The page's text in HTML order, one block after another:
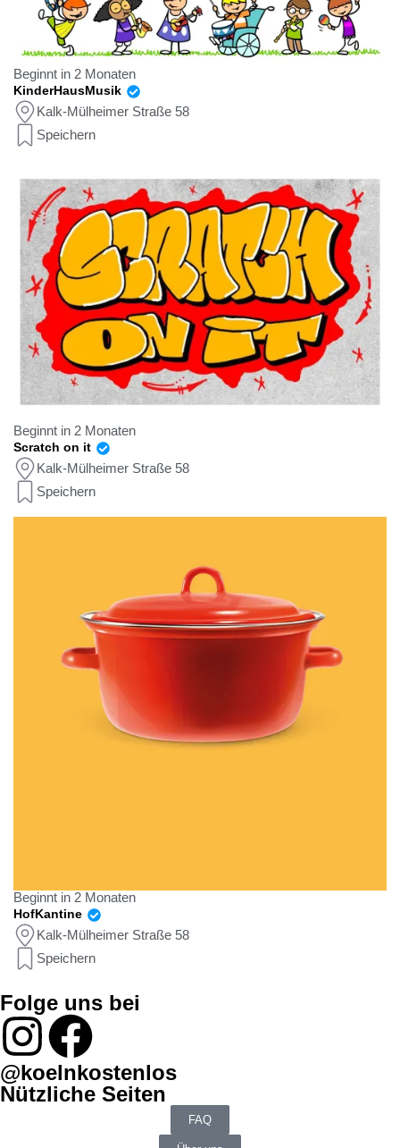
Beginnt in 2 Monaten
KinderHausMusik
Kalk-Mülheimer Straße 58
Speichern
Beginnt in 2 Monaten
Scratch on it
Kalk-Mülheimer Straße 58
Speichern
Beginnt in 2 Monaten
HofKantine
Kalk-Mülheimer Straße 58
Speichern
Folge uns bei
@koelnkostenlos
Nützliche Seiten
FAQ